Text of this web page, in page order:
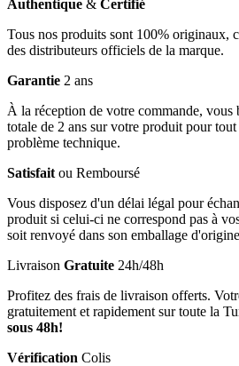
Authentique & Certifié
Tous nos produits sont 100% originaux,
des distributeurs officiels de la marque.
Garantie 2 ans
À la réception de votre commande, vous
totale de 2 ans sur votre produit pour
problème technique.
Satisfait ou Remboursé
Vous disposez d'un délai légal pour
produit si celui-ci ne correspond pas à
soit renvoyé dans son emballage
Livraison Gratuite 24h/48h
Profitez des frais de livraison offerts.
gratuitement et rapidement sur toute la
sous 48h!
Vérification Colis